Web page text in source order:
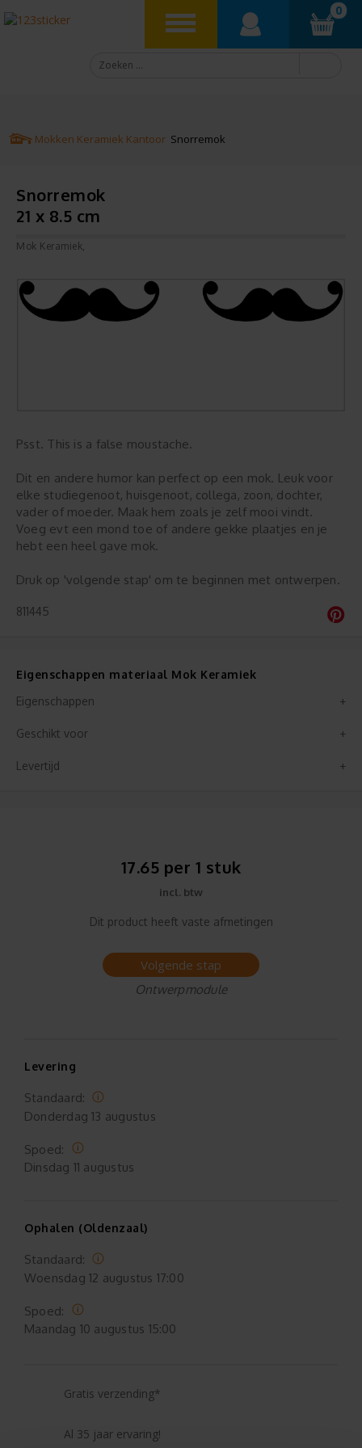
0
Mokken Keramiek Kantoor Snorremok
Snorremok
21 x 8.5 cm
Mok Keramiek
Psst. This is a false moustache.
Dit en andere humor kan perfect op een mok. Leuk voor
elke studiegenoot, huisgenoot, collega, zoon, dochter,
vader of moeder. Maak hem zoals je zelf mooi vindt.
Voeg evt een mond toe of andere gekke plaatjes en je
hebt een heel gave mok.
Druk op 'volgende stap' om te beginnen met ontwerpen.
811445
Eigenschappen materiaal Mok Keramiek
Eigenschappen
Geschikt voor
Levertijd
17.65 per 1 stuk
incl. btw
Dit product heeft vaste afmetingen
Volgende stap
Ontwerpmodule
Levering
Standaard:
Donderdag 13 augustus
Spoed:
Dinsdag 11 augustus
Ophalen (Oldenzaal)
Standaard:
Woensdag 12 augustus 17:00
Spoed:
Maandag 10 augustus 15:00
Gratis verzending*
Al 35 jaar ervaring!